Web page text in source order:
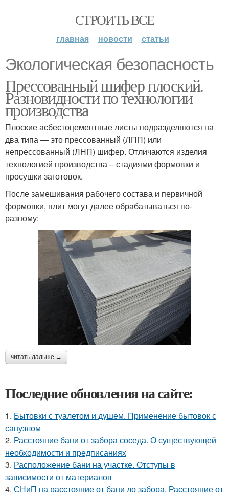
СТРОИТЬ ВСЕ
главная новости статьи
Экологическая безопасность
Прессованный шифер плоский.
Разновидности по технологии
производства
Плоские асбестоцементные листы подразделяются на
два типа — это прессованный (ЛПП) или
непрессованный (ЛНП) шифер. Отличаются изделия
технологией производства – стадиями формовки и
просушки заготовок.
После замешивания рабочего состава и первичной
формовки, плит могут далее обрабатываться по-
разному:
читать дальше →
Последние обновления на сайте:
1. Бытовки с туалетом и душем. Применение бытовок с
санузлом
2. Расстояние бани от забора соседа. О существующей
необходимости и предписаниях
3. Расположение бани на участке. Отступы в
зависимости от материалов
4. СНиП на расстояние от бани до забора. Расстояние от